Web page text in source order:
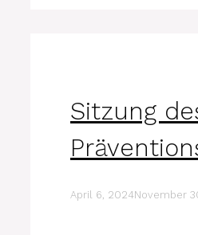
Sitzung
April 6, 2024November